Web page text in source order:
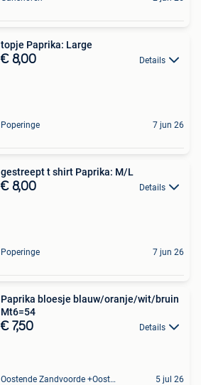
topje Paprika: Large
€ 8,00 Details
Poperinge 7 jun 26
gestreept t shirt Paprika: M/L
€ 8,00 Details
Poperinge 7 jun 26
Paprika bloesje blauw/oranje/wit/bruin
Mt6=54
€ 7,50 Details
Oostende Zandvoorde +Oostende 5 jul 26